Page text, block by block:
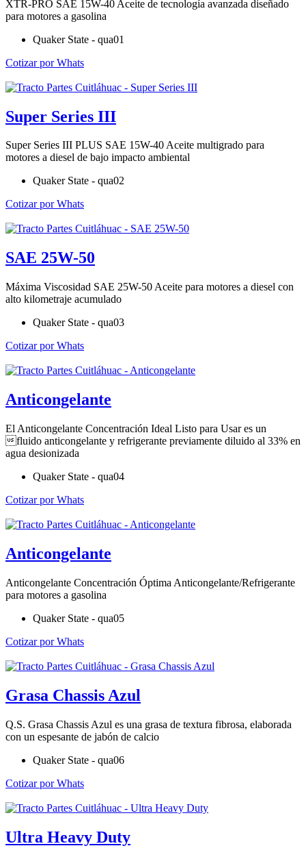
XTR-PRO SAE 15W-40 Aceite de tecnología avanzada diseñado
para motores a gasolina
Quaker State - qua01
Cotizar por Whats
Super Series III
Super Series III PLUS SAE 15W-40 Aceite multigrado para
motores a diesel de bajo impacto ambiental
Quaker State - qua02
Cotizar por Whats
SAE 25W-50
Máxima Viscosidad SAE 25W-50 Aceite para motores a diesel con
alto kilometraje acumulado
Quaker State - qua03
Cotizar por Whats
Anticongelante
El Anticongelante Concentración Ideal Listo para Usar es un
fluido anticongelante y refrigerante previamente diluido al 33% en
agua desionizada
Quaker State - qua04
Cotizar por Whats
Anticongelante
Anticongelante Concentración Óptima Anticongelante/Refrigerante
para motores a gasolina
Quaker State - qua05
Cotizar por Whats
Grasa Chassis Azul
Q.S. Grasa Chassis Azul es una grasa de textura fibrosa, elaborada
con un espesante de jabón de calcio
Quaker State - qua06
Cotizar por Whats
Ultra Heavy Duty